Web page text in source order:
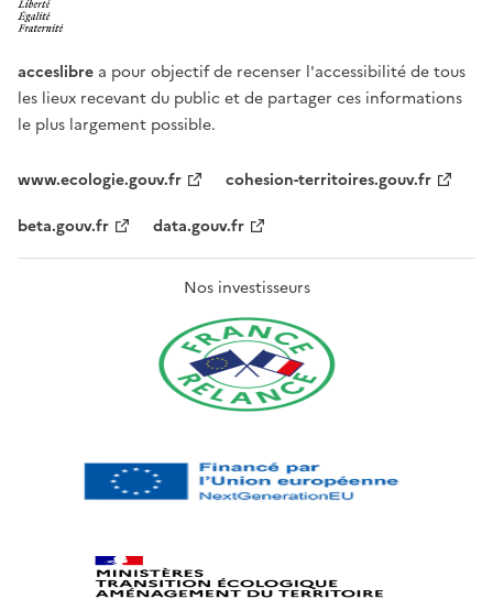
acceslibre a pour objectif de recenser l'accessibilité de tous
les lieux recevant du public et de partager ces informations
le plus largement possible.
www.ecologie.gouv.fr
cohesion-territoires.gouv.fr
beta.gouv.fr
data.gouv.fr
Nos investisseurs